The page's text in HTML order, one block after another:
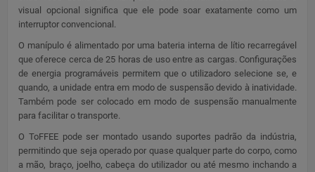
visual opcional significa que ele pode soar exatamente como um
interruptor convencional.
O manípulo é alimentado por uma bateria interna de lítio recarregável
que oferece cerca de 25 horas de uso entre as cargas. Configurações
de energia programáveis permitem que o utilizadoro selecione se, e
quando, a unidade entra em modo de suspensão devido à inatividade.
Também pode ser colocado em modo de suspensão manualmente
para facilitar o transporte.
O ToFFEE pode ser montado usando suportes padrão da indústria,
permitindo que seja operado por quase qualquer parte do corpo, como
a mão, braço, joelho, cabeça do utilizador ou até mesmo inchando a